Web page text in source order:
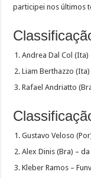
participei nos últimos
Andrea Dal Col (Ita)
Liam Berthazzo
Rafael Andriatto
Gustavo Veloso
Alex Dinis (Bra) –
Kleber Ramos –